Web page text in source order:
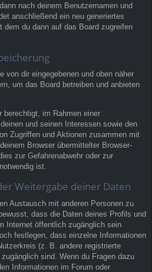
nach deinem Benutzernamen und
anschließend ein neu generiertes
dem du dann auf das Board zugreifen
von dir eingegebenen und oben näher
um das Board betreiben und anbieten
berechtigt, im Rahmen einer
und seinen Interessen sowie den
Zugriffen und Aktionen zusammen mit
Browser übermittelter Browser-
zur Gefahrenabwehr oder zur
ist.
Weitergabe deiner Daten
Austausch mit anderen Personen zu
dass die Daten deines Profils und
Internet öffentlich zugänglich sein
festlegen, dass einzelne Informationen
(z. B. andere registrierte
sind. Wenn du Fragen dazu
Informationen im Forum oder